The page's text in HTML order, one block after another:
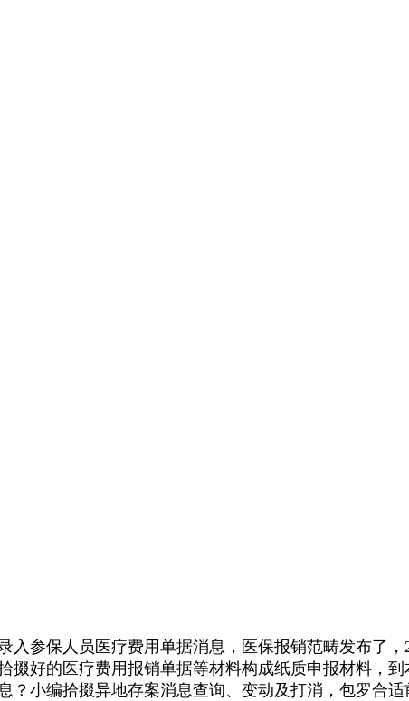
参保人员医疗费用单据消息，医保报销范畴发布了，
掇好的医疗费用报销单据等材料构成纸质申报材料，
？小编拾掇异地存案消息查询、变动及打消，包罗合